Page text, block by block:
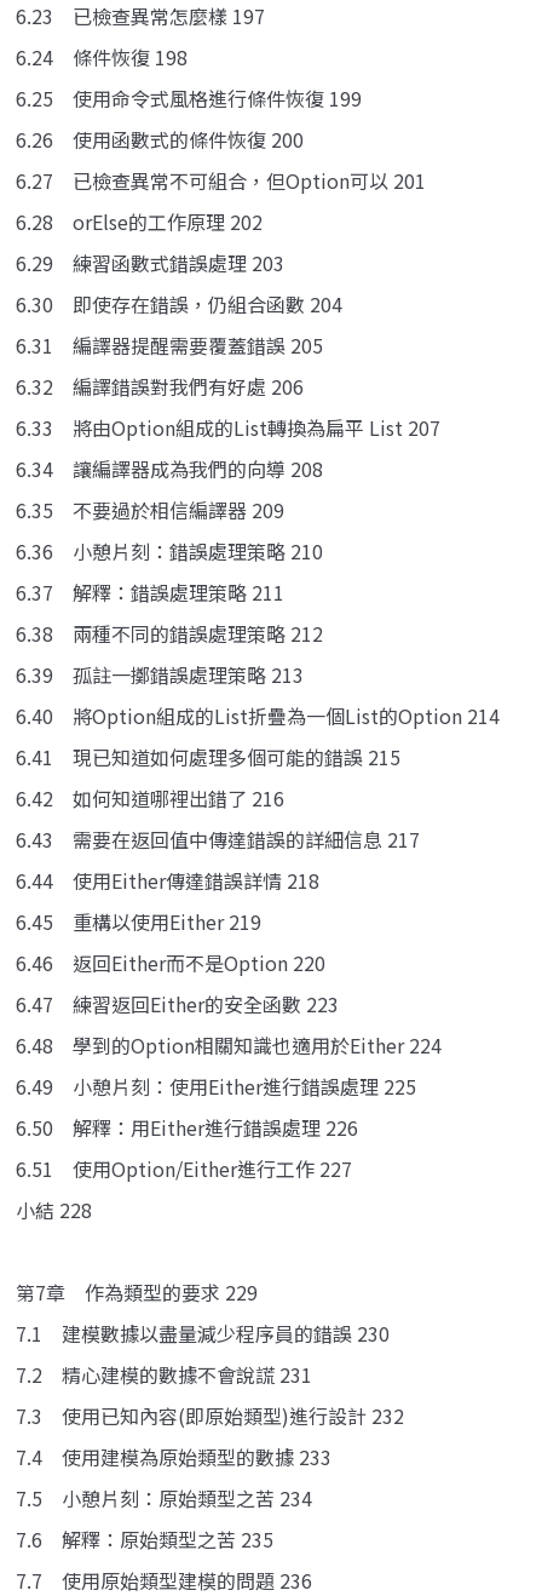
6.23 已檢查異常怎麼樣 197
6.24 條件恢復 198
6.25 使用命令式風格進行條件恢復 199
6.26 使用函數式的條件恢復 200
6.27 已檢查異常不可組合，但Option可以 201
6.28 orElse的工作原理 202
6.29 練習函數式錯誤處理 203
6.30 即使存在錯誤，仍組合函數 204
6.31 編譯器提醒需要覆蓋錯誤 205
6.32 編譯錯誤對我們有好處 206
6.33 將由Option組成的List轉換為扁平 List 207
6.34 讓編譯器成為我們的向導 208
6.35 不要過於相信編譯器 209
6.36 小憩片刻：錯誤處理策略 210
6.37 解釋：錯誤處理策略 211
6.38 兩種不同的錯誤處理策略 212
6.39 孤註一擲錯誤處理策略 213
6.40 將Option組成的List折疊為一個List的Option 214
6.41 現已知道如何處理多個可能的錯誤 215
6.42 如何知道哪裡出錯了 216
6.43 需要在返回值中傳達錯誤的詳細信息 217
6.44 使用Either傳達錯誤詳情 218
6.45 重構以使用Either 219
6.46 返回Either而不是Option 220
6.47 練習返回Either的安全函數 223
6.48 學到的Option相關知識也適用於Either 224
6.49 小憩片刻：使用Either進行錯誤處理 225
6.50 解釋：用Either進行錯誤處理 226
6.51 使用Option/Either進行工作 227
小結 228
第7章 作為類型的要求 229
7.1 建模數據以盡量減少程序員的錯誤 230
7.2 精心建模的數據不會說謊 231
7.3 使用已知內容(即原始類型)進行設計 232
7.4 使用建模為原始類型的數據 233
7.5 小憩片刻：原始類型之苦 234
7.6 解釋：原始類型之苦 235
7.7 使用原始類型建模的問題 236